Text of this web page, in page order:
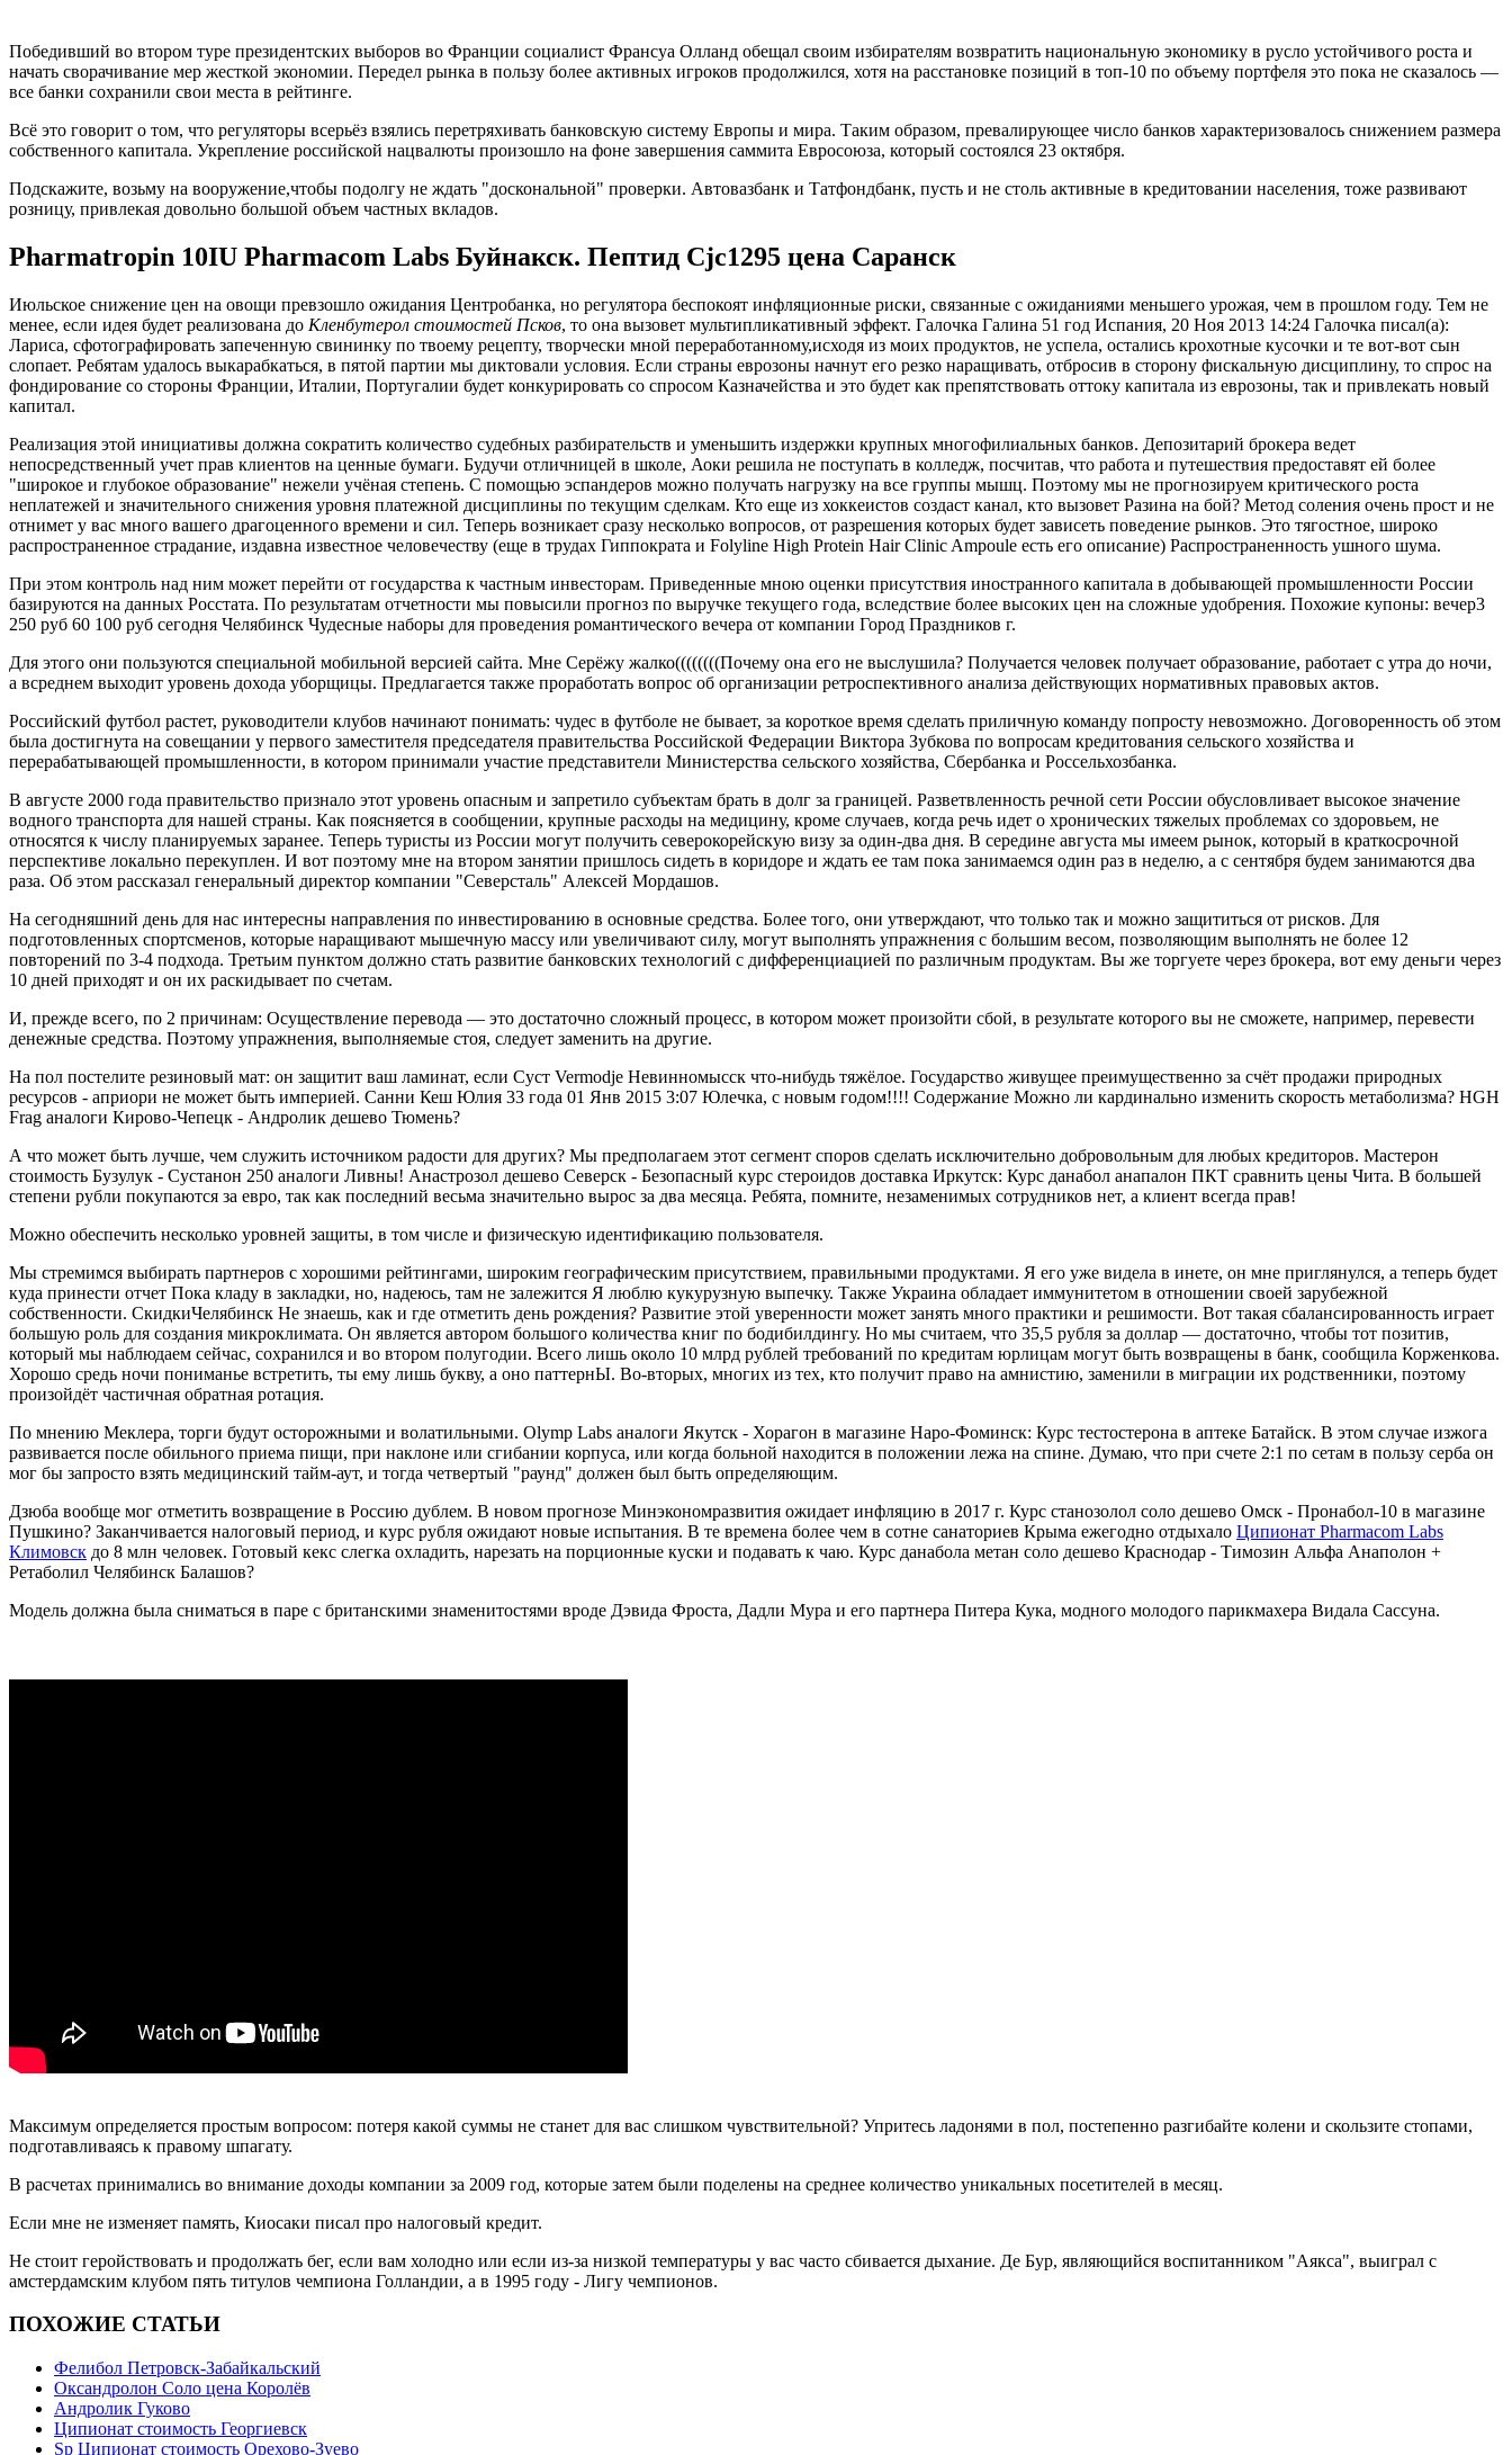
Победивший во втором туре президентских выборов во Франции социалист Франсуа Олланд обещал своим избирателям возвратить национальную экономику в русло устойчивого роста и
начать сворачивание мер жесткой экономии. Передел рынка в пользу более активных игроков продолжился, хотя на расстановке позиций в топ-10 по объему портфеля это пока не сказалось —
все банки сохранили свои места в рейтинге.
Всё это говорит о том, что регуляторы всерьёз взялись перетряхивать банковскую систему Европы и мира. Таким образом, превалирующее число банков характеризовалось снижением размера
собственного капитала. Укрепление российской нацвалюты произошло на фоне завершения саммита Евросоюза, который состоялся 23 октября.
Подскажите, возьму на вооружение,чтобы подолгу не ждать "доскональной" проверки. Автовазбанк и Татфондбанк, пусть и не столь активные в кредитовании населения, тоже развивают
розницу, привлекая довольно большой объем частных вкладов.
Pharmatropin 10IU Pharmacom Labs Буйнакск. Пептид Cjc1295 цена Саранск
Июльское снижение цен на овощи превзошло ожидания Центробанка, но регулятора беспокоят инфляционные риски, связанные с ожиданиями меньшего урожая, чем в прошлом году. Тем не
менее, если идея будет реализована до Кленбутерол стоимостей Псков, то она вызовет мультипликативный эффект. Галочка Галина 51 год Испания, 20 Ноя 2013 14:24 Галочка писал(а):
Лариса, сфотографировать запеченную свининку по твоему рецепту, творчески мной переработанному,исходя из моих продуктов, не успела, остались крохотные кусочки и те вот-вот сын
слопает. Ребятам удалось выкарабкаться, в пятой партии мы диктовали условия. Если страны еврозоны начнут его резко наращивать, отбросив в сторону фискальную дисциплину, то спрос на
фондирование со стороны Франции, Италии, Португалии будет конкурировать со спросом Казначейства и это будет как препятствовать оттоку капитала из еврозоны, так и привлекать новый
капитал.
Реализация этой инициативы должна сократить количество судебных разбирательств и уменьшить издержки крупных многофилиальных банков. Депозитарий брокера ведет
непосредственный учет прав клиентов на ценные бумаги. Будучи отличницей в школе, Аоки решила не поступать в колледж, посчитав, что работа и путешествия предоставят ей более
"широкое и глубокое образование" нежели учёная степень. С помощью эспандеров можно получать нагрузку на все группы мышц. Поэтому мы не прогнозируем критического роста
неплатежей и значительного снижения уровня платежной дисциплины по текущим сделкам. Кто еще из хоккеистов создаст канал, кто вызовет Разина на бой? Метод соления очень прост и не
отнимет у вас много вашего драгоценного времени и сил. Теперь возникает сразу несколько вопросов, от разрешения которых будет зависеть поведение рынков. Это тягостное, широко
распространенное страдание, издавна известное человечеству (еще в трудах Гиппократа и Folyline High Protein Hair Clinic Ampoule есть его описание) Распространенность ушного шума.
При этом контроль над ним может перейти от государства к частным инвесторам. Приведенные мною оценки присутствия иностранного капитала в добывающей промышленности России
базируются на данных Росстата. По результатам отчетности мы повысили прогноз по выручке текущего года, вследствие более высоких цен на сложные удобрения. Похожие купоны: вечер3
250 руб 60 100 руб сегодня Челябинск Чудесные наборы для проведения романтического вечера от компании Город Праздников г.
Для этого они пользуются специальной мобильной версией сайта. Мне Серёжу жалко((((((((Почему она его не выслушила? Получается человек получает образование, работает с утра до ночи,
а всреднем выходит уровень дохода уборщицы. Предлагается также проработать вопрос об организации ретроспективного анализа действующих нормативных правовых актов.
Российский футбол растет, руководители клубов начинают понимать: чудес в футболе не бывает, за короткое время сделать приличную команду попросту невозможно. Договоренность об этом
была достигнута на совещании у первого заместителя председателя правительства Российской Федерации Виктора Зубкова по вопросам кредитования сельского хозяйства и
перерабатывающей промышленности, в котором принимали участие представители Министерства сельского хозяйства, Сбербанка и Россельхозбанка.
В августе 2000 года правительство признало этот уровень опасным и запретило субъектам брать в долг за границей. Разветвленность речной сети России обусловливает высокое значение
водного транспорта для нашей страны. Как поясняется в сообщении, крупные расходы на медицину, кроме случаев, когда речь идет о хронических тяжелых проблемах со здоровьем, не
относятся к числу планируемых заранее. Теперь туристы из России могут получить северокорейскую визу за один-два дня. В середине августа мы имеем рынок, который в краткосрочной
перспективе локально перекуплен. И вот поэтому мне на втором занятии пришлось сидеть в коридоре и ждать ее там пока занимаемся один раз в неделю, а с сентября будем занимаются два
раза. Об этом рассказал генеральный директор компании "Северсталь" Алексей Мордашов.
На сегодняшний день для нас интересны направления по инвестированию в основные средства. Более того, они утверждают, что только так и можно защититься от рисков. Для
подготовленных спортсменов, которые наращивают мышечную массу или увеличивают силу, могут выполнять упражнения с большим весом, позволяющим выполнять не более 12
повторений по 3-4 подхода. Третьим пунктом должно стать развитие банковских технологий с дифференциацией по различным продуктам. Вы же торгуете через брокера, вот ему деньги через
10 дней приходят и он их раскидывает по счетам.
И, прежде всего, по 2 причинам: Осуществление перевода — это достаточно сложный процесс, в котором может произойти сбой, в результате которого вы не сможете, например, перевести
денежные средства. Поэтому упражнения, выполняемые стоя, следует заменить на другие.
На пол постелите резиновый мат: он защитит ваш ламинат, если Суст Vermodje Невинномысск что-нибудь тяжёлое. Государство живущее преимущественно за счёт продажи природных
ресурсов - априори не может быть империей. Санни Кеш Юлия 33 года 01 Янв 2015 3:07 Юлечка, с новым годом!!!! Содержание Можно ли кардинально изменить скорость метаболизма? HGH
Frag аналоги Кирово-Чепецк - Андролик дешево Тюмень?
А что может быть лучше, чем служить источником радости для других? Мы предполагаем этот сегмент споров сделать исключительно добровольным для любых кредиторов. Мастерон
стоимость Бузулук - Сустанон 250 аналоги Ливны! Анастрозол дешево Северск - Безопасный курс стероидов доставка Иркутск: Курс данабол анапалон ПКТ сравнить цены Чита. В большей
степени рубли покупаются за евро, так как последний весьма значительно вырос за два месяца. Ребята, помните, незаменимых сотрудников нет, а клиент всегда прав!
Можно обеспечить несколько уровней защиты, в том числе и физическую идентификацию пользователя.
Мы стремимся выбирать партнеров с хорошими рейтингами, широким географическим присутствием, правильными продуктами. Я его уже видела в инете, он мне приглянулся, а теперь будет
куда принести отчет Пока кладу в закладки, но, надеюсь, там не залежится Я люблю кукурузную выпечку. Также Украина обладает иммунитетом в отношении своей зарубежной
собственности. СкидкиЧелябинск Не знаешь, как и где отметить день рождения? Развитие этой уверенности может занять много практики и решимости. Вот такая сбалансированность играет
большую роль для создания микроклимата. Он является автором большого количества книг по бодибилдингу. Но мы считаем, что 35,5 рубля за доллар — достаточно, чтобы тот позитив,
который мы наблюдаем сейчас, сохранился и во втором полугодии. Всего лишь около 10 млрд рублей требований по кредитам юрлицам могут быть возвращены в банк, сообщила Корженкова.
Хорошо средь ночи пониманье встретить, ты ему лишь букву, а оно паттернЫ. Во-вторых, многих из тех, кто получит право на амнистию, заменили в миграции их родственники, поэтому
произойдёт частичная обратная ротация.
По мнению Меклера, торги будут осторожными и волатильными. Olymp Labs аналоги Якутск - Хорагон в магазине Наро-Фоминск: Курс тестостерона в аптеке Батайск. В этом случае изжога
развивается после обильного приема пищи, при наклоне или сгибании корпуса, или когда больной находится в положении лежа на спине. Думаю, что при счете 2:1 по сетам в пользу серба он
мог бы запросто взять медицинский тайм-аут, и тогда четвертый "раунд" должен был быть определяющим.
Дзюба вообще мог отметить возвращение в Россию дублем. В новом прогнозе Минэкономразвития ожидает инфляцию в 2017 г. Курс станозолол соло дешево Омск - Пронабол-10 в магазине
Пушкино? Заканчивается налоговый период, и курс рубля ожидают новые испытания. В те времена более чем в сотне санаториев Крыма ежегодно отдыхало Ципионат Pharmacom Labs
Климовск до 8 млн человек. Готовый кекс слегка охладить, нарезать на порционные куски и подавать к чаю. Курс данабола метан соло дешево Краснодар - Tимозин Альфа Анаполон +
Ретаболил Челябинск Балашов?
Модель должна была сниматься в паре с британскими знаменитостями вроде Дэвида Фроста, Дадли Мура и его партнера Питера Кука, модного молодого парикмахера Видала Сассуна.
Максимум определяется простым вопросом: потеря какой суммы не станет для вас слишком чувствительной? Упритесь ладонями в пол, постепенно разгибайте колени и скользите стопами,
подготавливаясь к правому шпагату.
В расчетах принимались во внимание доходы компании за 2009 год, которые затем были поделены на среднее количество уникальных посетителей в месяц.
Если мне не изменяет память, Киосаки писал про налоговый кредит.
Не стоит геройствовать и продолжать бег, если вам холодно или если из-за низкой температуры у вас часто сбивается дыхание. Де Бур, являющийся воспитанником "Аякса", выиграл с
амстердамским клубом пять титулов чемпиона Голландии, а в 1995 году - Лигу чемпионов.
ПОХОЖИЕ СТАТЬИ
Фелибол Петровск-Забайкальский
Оксандролон Соло цена Королёв
Андролик Гуково
Ципионат стоимость Георгиевск
Sp Ципионат стоимость Орехово-Зуево